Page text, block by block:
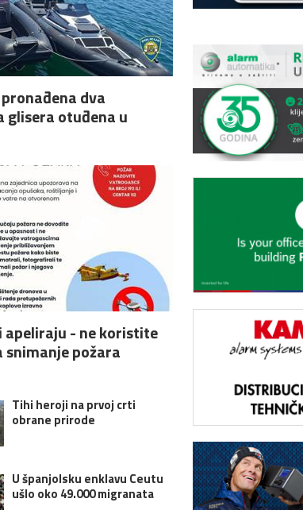
dva
glisera otuđena u
apeliraju - ne koristite
snimanje požara
Tihi heroji na prvoj crti
obrane prirode
U španjolsku enklavu Ceutu
ušlo oko 49.000 migranata